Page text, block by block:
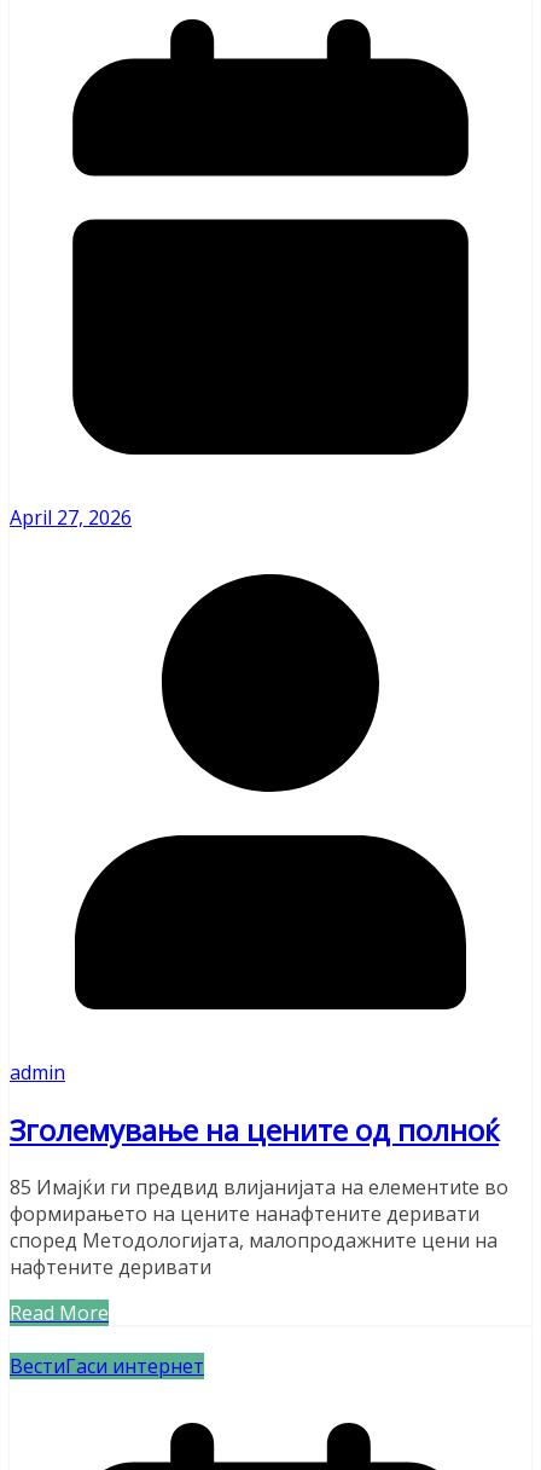
April 27, 2026
admin
Зголемување на цените од полноќ
85 Имајќи ги предвид влијанијата на елементиte во
формирањето на цените нанафтените деривати
според Методологијата, малопродажните цени на
нафтените деривати
Read More
ВестиГаси интернет